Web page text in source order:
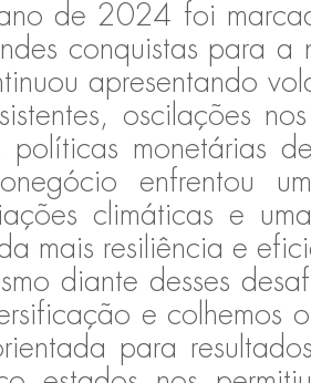
de 2024 foi
conquistas para
apresentando
oscilações
políticas monetárias
enfrentou
climáticas e
mais resiliência e
diante desses
e colhemos
para